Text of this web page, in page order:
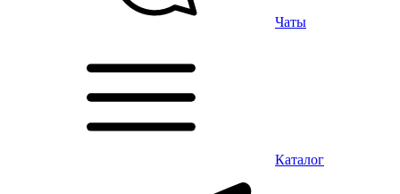
Чаты
Каталог